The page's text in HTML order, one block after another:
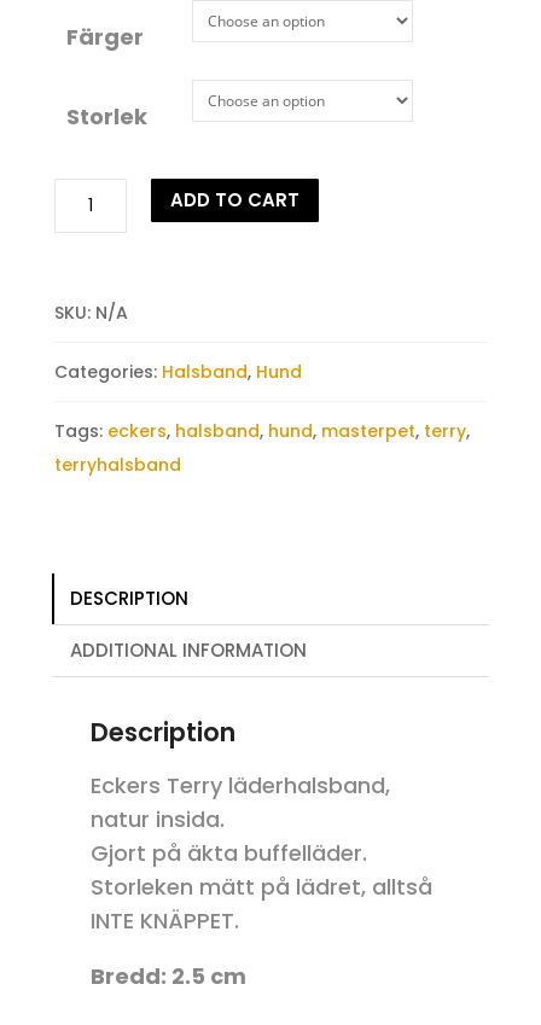
Färger
Storlek
Hundhalsband
Terry
ADD TO CART
SKU: N/A
Categories: Halsband, Hund
Tags: eckers, halsband, hund, masterpet, terry,
terryhalsband
DESCRIPTION
ADDITIONAL INFORMATION
Description
Eckers Terry läderhalsband,
natur insida.
Gjort på äkta buffelläder.
Storleken mätt på lädret, alltså
INTE KNÄPPET.
Bredd: 2.5 cm